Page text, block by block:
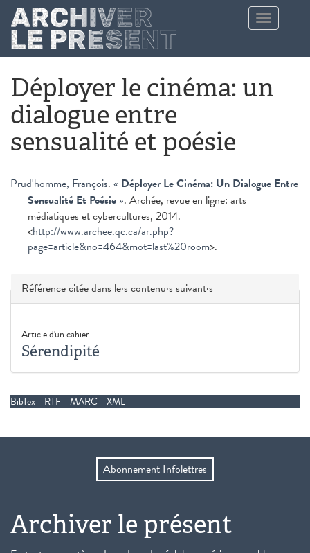
Aller au contenu principal
Toggle
navigation
Déployer le cinéma: un
dialogue entre
sensualité et poésie
Prud'homme, François. « Déployer Le Cinéma: Un Dialogue Entre
Sensualité Et Poésie ». Archée, revue en ligne: arts
médiatiques et cybercultures, 2014.
<http://www.archee.qc.ca/ar.php?
page=article&no=464&mot=last%20room>.
Masquer
Référence citée dans le·s contenu·s suivant·s
Article d'un cahier
Sérendipité
BibTex RTF MARC XML
Abonnement Infolettres
Archiver le présent